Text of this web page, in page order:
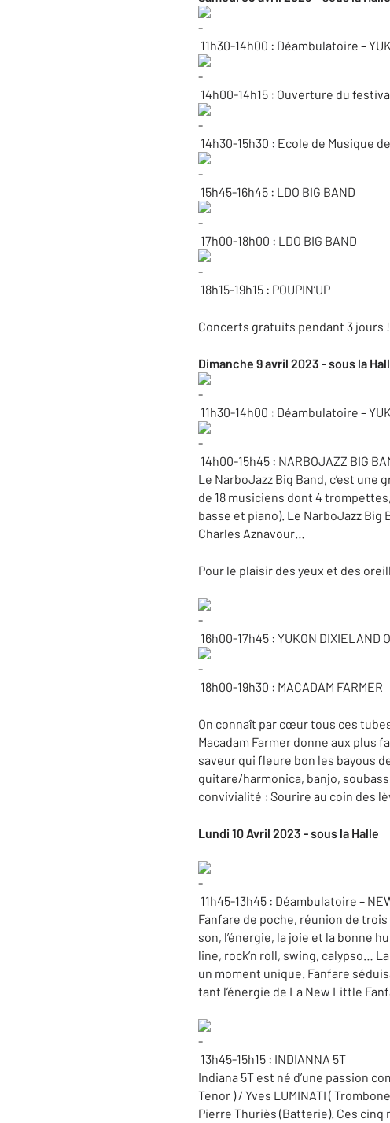
11h30-14h00 : Déambulatoire –
14h00-14h15 : Ouverture du
14h30-15h30 : Ecole de Musique
15h45-16h45 : LDO BIG BAND
17h00-18h00 : LDO BIG BAND
18h15-19h15 : POUPIN’UP
Concerts gratuits pendant 3 jours !
Dimanche 9 avril 2023 - sous la
11h30-14h00 : Déambulatoire –
14h00-15h45 : NARBOJAZZ BIG
Le NarboJazz Big Band, c’est une
de 18 musiciens dont 4
basse et piano). Le NarboJazz
Charles Aznavour…
Pour le plaisir des yeux et des
16h00-17h45 : YUKON DIXIELAND
18h00-19h30 : MACADAM FARMER
On connaît par cœur tous ces
Macadam Farmer donne aux plus
saveur qui fleure bon les bayous
guitare/harmonica, banjo,
convivialité : Sourire au coin des
Lundi 10 Avril 2023 - sous la Halle
11h45-13h45 : Déambulatoire –
Fanfare de poche, réunion de
son, l’énergie, la joie et la bonne
line, rock’n roll, swing, calypso…
un moment unique. Fanfare
tant l’énergie de La New Little
13h45-15h15 : INDIANNA 5T
Indiana 5T est né d’une passion
Tenor ) / Yves LUMINATI (
Pierre Thuriès (Batterie). Ces